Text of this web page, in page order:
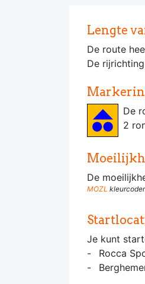
Lengte
De route
De
De
2
De
MOZL
Je kunt
Rocca